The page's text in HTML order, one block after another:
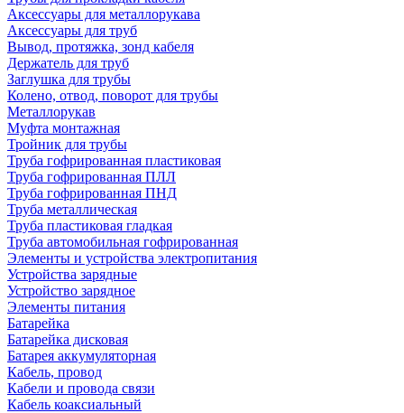
Аксессуары для металлорукава
Аксессуары для труб
Вывод, протяжка, зонд кабеля
Держатель для труб
Заглушка для трубы
Колено, отвод, поворот для трубы
Металлорукав
Муфта монтажная
Тройник для трубы
Труба гофрированная пластиковая
Труба гофрированная ПЛЛ
Труба гофрированная ПНД
Труба металлическая
Труба пластиковая гладкая
Труба автомобильная гофрированная
Элементы и устройства электропитания
Устройства зарядные
Устройство зарядное
Элементы питания
Батарейка
Батарейка дисковая
Батарея аккумуляторная
Кабель, провод
Кабели и провода связи
Кабель коаксиальный